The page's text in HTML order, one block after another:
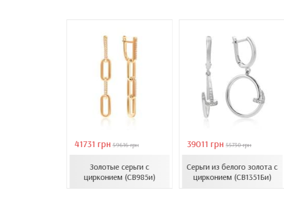
41731 грн 59616 грн
Золотые серьги с
цирконием (СВ985и)
39011 грн 55730 грн
Серьги из белого золота с
цирконием (СВ1351Би)